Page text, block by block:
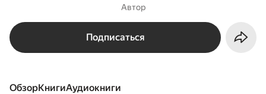
Автор
Подписаться
Обзор книги аудиокниги